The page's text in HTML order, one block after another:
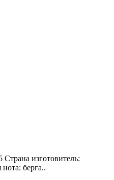
изготовитель:
берга..